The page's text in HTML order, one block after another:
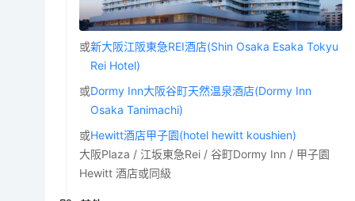
或新大阪江阪東急REI酒店(Shin Osaka Esaka Tokyu
Rei Hotel)
或Dormy Inn大阪谷町天然温泉酒店(Dormy Inn
Osaka Tanimachi)
或Hewitt酒店甲子園(hotel hewitt koushien)
大阪Plaza / 江坂東急Rei / 谷町Dormy Inn / 甲子園
Hewitt 酒店或同級